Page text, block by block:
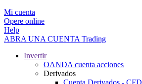
Mi cuenta
Opere online
Help
ABRA UNA CUENTA Trading
Invertir
OANDA cuenta acciones
Derivados
Cuenta Derivados - CFD